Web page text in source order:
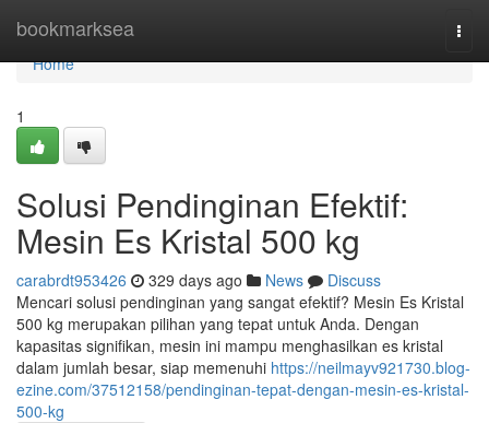
bookmarksea
Home
Home
1
Solusi Pendinginan Efektif:
Mesin Es Kristal 500 kg
carabrdt953426 329 days ago News
Discuss
Mencari solusi pendinginan yang sangat efektif? Mesin Es Kristal
500 kg merupakan pilihan yang tepat untuk Anda. Dengan
kapasitas signifikan, mesin ini mampu menghasilkan es kristal
dalam jumlah besar, siap memenuhi https://neilmayv921730.blog-
ezine.com/37512158/pendinginan-tepat-dengan-mesin-es-kristal-
500-kg